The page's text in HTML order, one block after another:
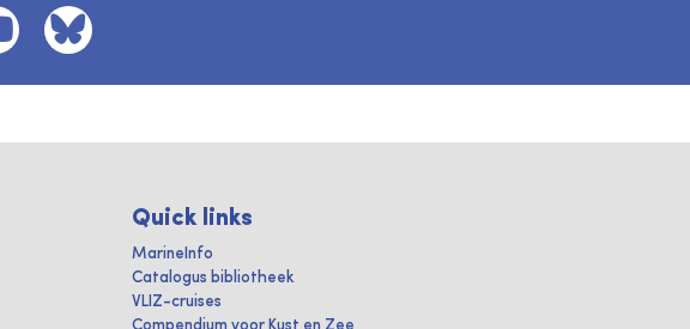
Quick links
MarineInfo
Catalogus bibliotheek
VLIZ-cruises
Compendium voor Kust en Zee